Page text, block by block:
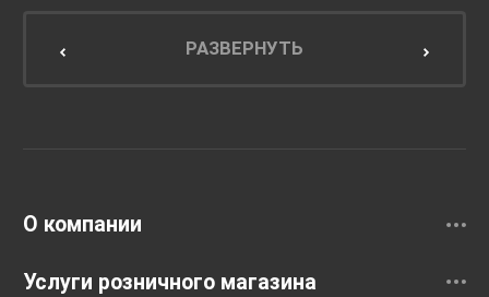
Мебель для кухниРАЗВЕРНУТЬ
О компании
Услуги розничного магазина